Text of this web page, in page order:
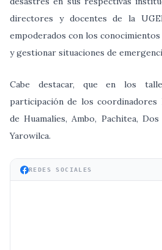
directores y docentes de la
empoderados con los
y gestionar situaciones de
Cabe destacar, que en los
participación de los coordinadores
de Huamalíes, Ambo, Pachitea,
Yarowilca.
REDES SOCIALES